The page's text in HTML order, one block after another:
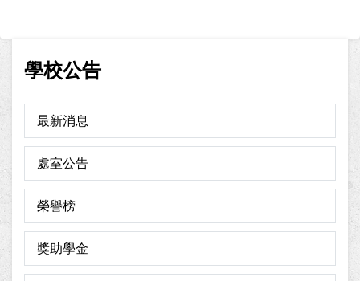
學校公告
最新消息
處室公告
榮譽榜
獎助學金